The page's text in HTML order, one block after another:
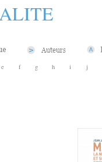
e f g h i j